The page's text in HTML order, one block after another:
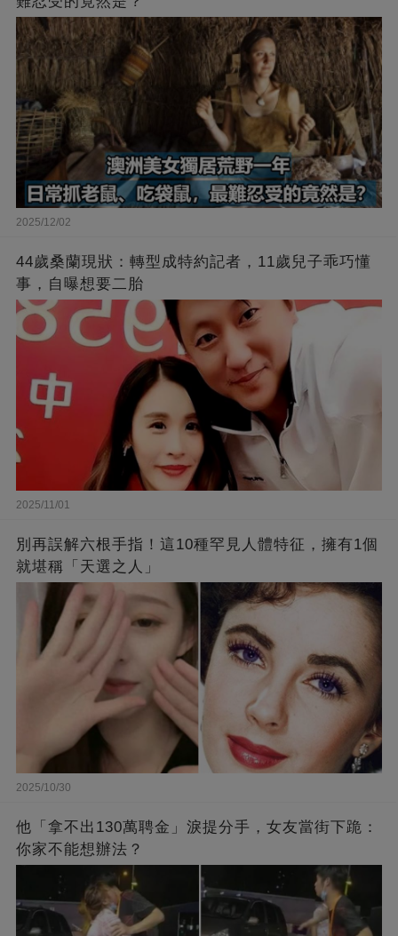
2025/12/02
44歲桑蘭現狀：轉型成特約記者，11歲兒子乖巧懂
事，自曝想要二胎
2025/11/01
別再誤解六根手指！這10種罕見人體特征，擁有1個
就堪稱「天選之人」
2025/10/30
他「拿不出130萬聘金」淚提分手，女友當街下跪：
你家不能想辦法？